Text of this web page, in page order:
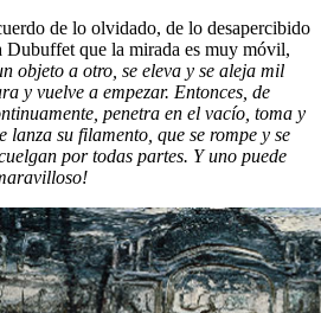
de lo olvidado, de lo desapercibido
Dubuffet que la mirada es muy móvil,
objeto a otro, se eleva y se aleja mil
y vuelve a empezar. Entonces, de
penetra en el vacío, toma y
lanza su filamento, que se rompe y se
por todas partes. Y uno puede